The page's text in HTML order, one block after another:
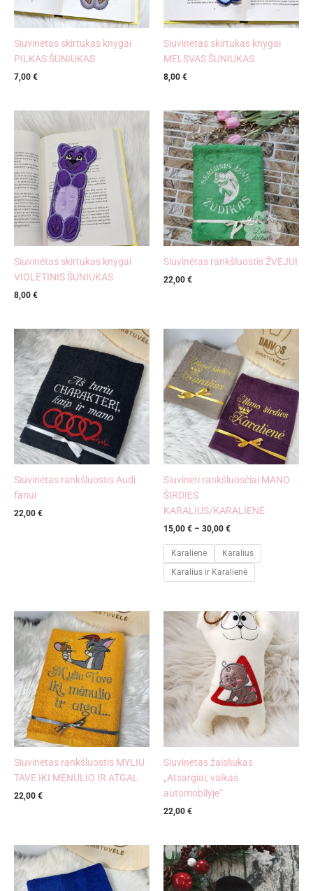
Siuvinėtas skirtukas knygai
PILKAS ŠUNIUKAS
7,00 €
Siuvinėtas skirtukas knygai
MELSVAS ŠUNIUKAS
8,00 €
Siuvinėtas skirtukas knygai
VIOLETINIS ŠUNIUKAS
8,00 €
Siuvinėtas rankšluostis ŽVEJUI
22,00 €
Siuvinėtas rankšluostis Audi
fanui
22,00 €
Siuvinėti rankšluosčiai MANO
ŠIRDIES
KARALIUS/KARALIENĖ
15,00 € – 30,00 €
Price
range:
15,00 €
through
30,00 €
Karalienė
Karalius
Karalius ir Karalienė
Siuvinėtas rankšluostis MYLIU
TAVE IKI MĖNULIO IR ATGAL
22,00 €
Siuvinėtas žaisliukas
„Atsargiai, vaikas
automobilyje”
22,00 €